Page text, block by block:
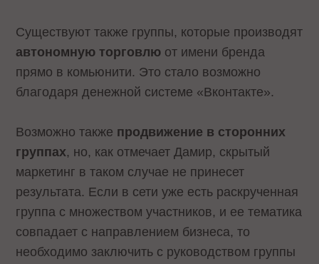
Существуют также группы, которые производят
автономную торговлю от имени бренда
прямо в комьюнити. Это стало возможно
благодаря денежной системе «Вконтакте».
Возможно также продвижение в сторонних
группах, но, как отмечает Дамир, скрытый
маркетинг в таком случае не принесет
результата. Если в сети уже есть раскрученная
группа с множеством участников, и ее тематика
совпадает с направлением бизнеса, то
необходимо заключить с руководством группы